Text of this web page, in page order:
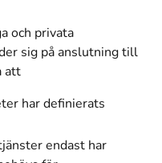
och privata
sig på anslutning till
att
har definierats
endast har